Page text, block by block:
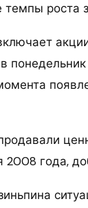
темпы роста
года,